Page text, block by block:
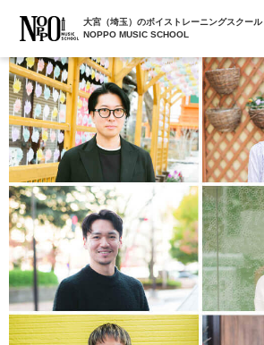
大宮（埼玉）のボイストレーニングスクール
NOPPO MUSIC SCHOOL